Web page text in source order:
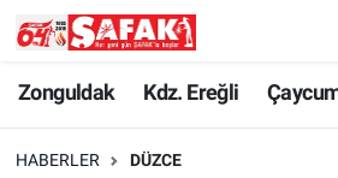
Zonguldak Kdz. Ereğli
HABERLER DÜZCE
Zonguldak
Kdz. Ereğli
Zonguldak Nöbetçi Eczaneler
Zonguldak Hava Durumu